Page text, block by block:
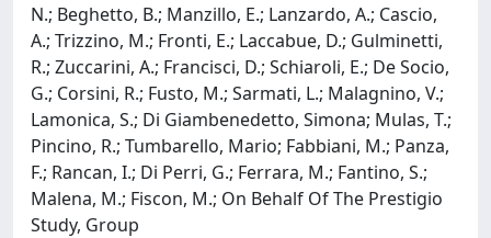
N.; Beghetto, B.; Manzillo, E.; Lanzardo, A.; Cascio,
A.; Trizzino, M.; Fronti, E.; Laccabue, D.; Gulminetti,
R.; Zuccarini, A.; Francisci, D.; Schiaroli, E.; De Socio,
G.; Corsini, R.; Fusto, M.; Sarmati, L.; Malagnino, V.;
Lamonica, S.; Di Giambenedetto, Simona; Mulas, T.;
Pincino, R.; Tumbarello, Mario; Fabbiani, M.; Panza,
F.; Rancan, I.; Di Perri, G.; Ferrara, M.; Fantino, S.;
Malena, M.; Fiscon, M.; On Behalf Of The Prestigio
Study, Group